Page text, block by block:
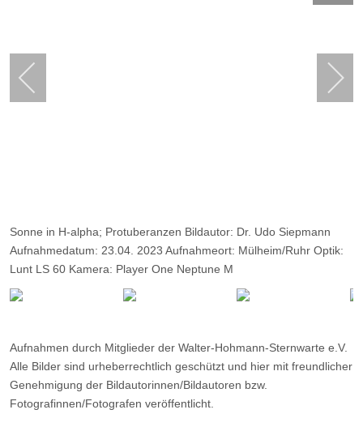
Sonne in H-alpha; Protuberanzen Bildautor: Dr. Udo Siepmann
Aufnahmedatum: 23.04. 2023 Aufnahmeort: Mülheim/Ruhr Optik:
Lunt LS 60 Kamera: Player One Neptune M
Belichtung : 2000 Frames, davon 10 %.
Aufnahmen durch Mitglieder der Walter-Hohmann-Sternwarte e.V.
Alle Bilder sind urheberrechtlich geschützt und hier mit freundlicher
Genehmigung der Bildautorinnen/Bildautoren bzw.
Fotografinnen/Fotografen veröffentlicht.